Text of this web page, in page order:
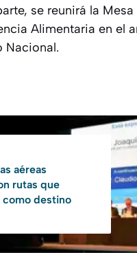
se reunirá la
Alimentaria en el
Nacional.
aéreas
rutas que
como destino